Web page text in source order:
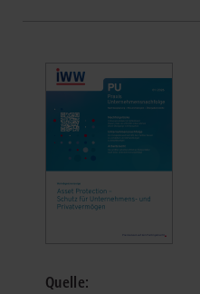
Quelle: